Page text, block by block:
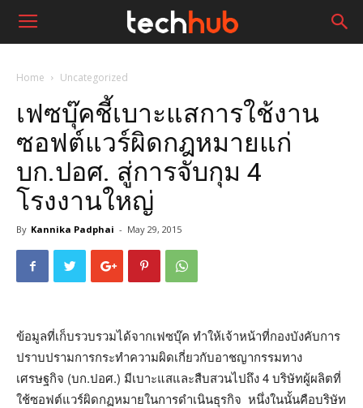
Home Uncategorized
เฟซบุ๊คชี้เบาะแสการใช้งาน
ซอฟต์แวร์ผิดกฎหมายแก่
บก.ปอศ. สู่การจับกุม 4
โรงงานใหญ่
By Kannika Padphai - May 29, 2015
ข้อมูลที่เก็บรวบรวมได้จากเฟซบุ๊ค ทำให้เจ้าหน้าที่กองบังคับการ
ปราบปรามการกระทำความผิดเกี่ยวกับอาชญากรรมทาง
เศรษฐกิจ (บก.ปอศ.) มีเบาะแสและสืบสวนไปถึง 4 บริษัทผู้ผลิตที่
ใช้ซอฟต์แวร์ผิดกฏหมายในการดำเนินธุรกิจ หนึ่งในนั้นคือบริษัท